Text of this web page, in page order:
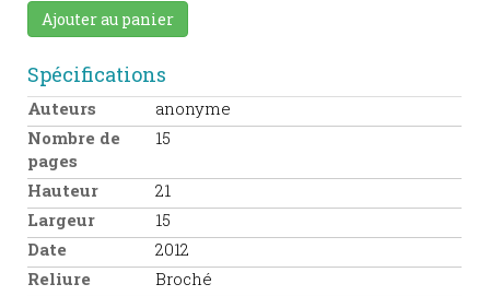
Ajouter au panier
Spécifications
Auteurs
anonyme
Nombre de
pages
15
Hauteur
21
Largeur
15
Date
2012
Reliure
Broché